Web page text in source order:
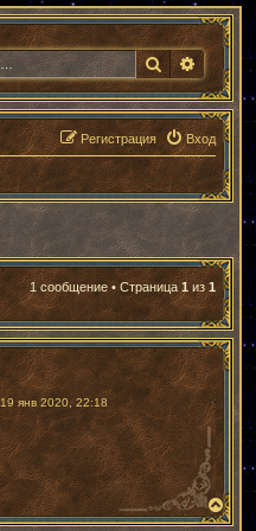
Поиск
Вход
Регистрация
1 сообщение • Страница 1из1
19 янв 2020, 22:18
В
е